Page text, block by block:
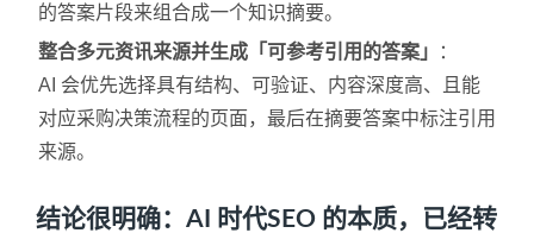
的答案片段来组合成一个知识摘要。
整合多元资讯来源并生成「可参考引用的答案」
：
AI 会优先选择具有结构、可验证、内容深度高、且能
对应采购决策流程的页面，最后在摘要答案中标注引用
来源。
结论很明确：AI 时代SEO 的本质，已经转